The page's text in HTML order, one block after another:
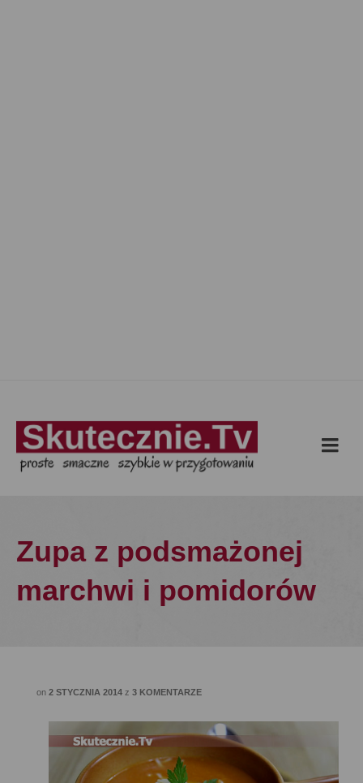
Zupa z podsmażonej
marchwi i pomidorów
on 2 STYCZNIA 2014 z 3 KOMENTARZE